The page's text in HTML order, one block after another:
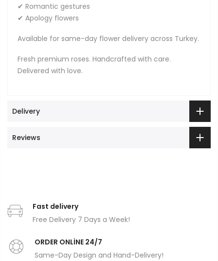
✔ Romantic gestures
✔ Apology flowers
Available for same-day flower delivery across Turkey.
Fresh premium roses. Handcrafted with care.
Delivered with love.
Delivery
Reviews
Fast delivery
Free Delivery 7 Days a Week!
ORDER ONLİNE 24/7
Same-Day Design and Hand-Delivery!